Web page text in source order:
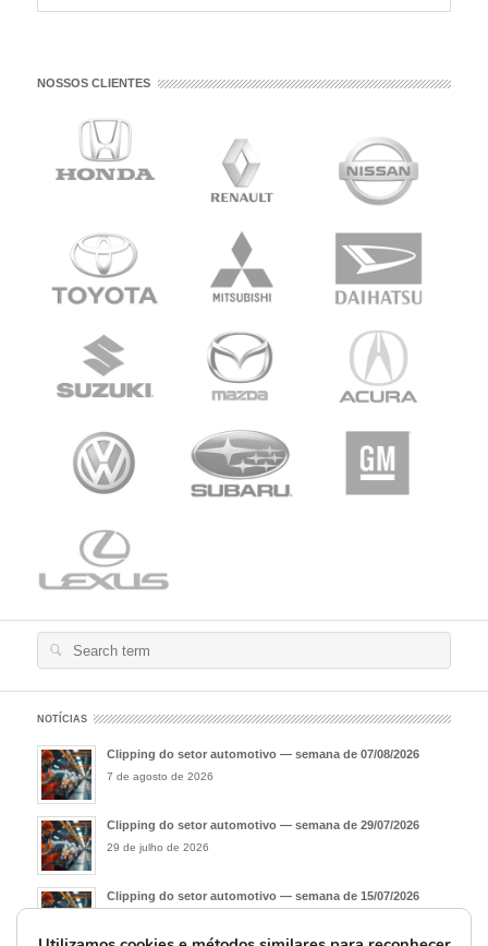
NOSSOS CLIENTES
Search
NOTÍCIAS
Clipping do setor automotivo — semana de 07/08/2026
7 de agosto de 2026
Clipping do setor automotivo — semana de 29/07/2026
29 de julho de 2026
Clipping do setor automotivo — semana de 15/07/2026